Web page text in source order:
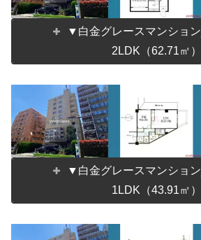
▼白金グレースマンショ
2LDK（62.71㎡）
▼白金グレースマンショ
1LDK（43.91㎡）